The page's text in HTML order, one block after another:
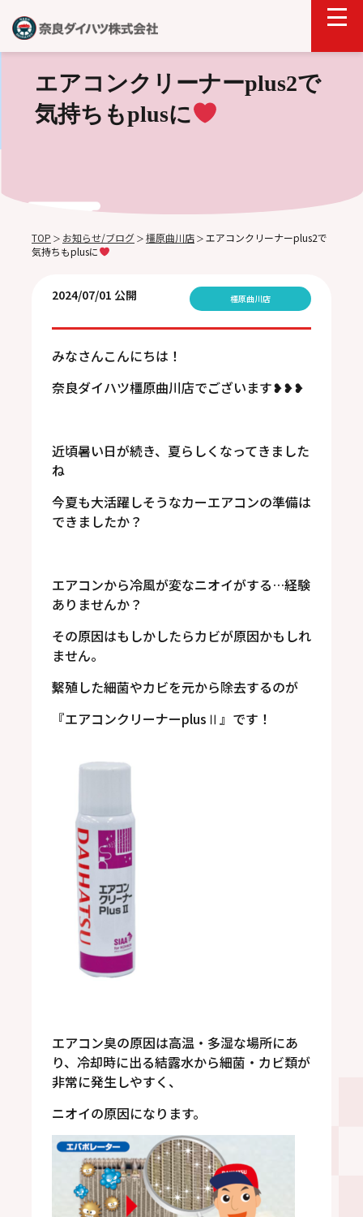
エアコンクリーナーplus2で
気持ちもplusに
TOP ＞ お知らせ/ブログ ＞ 橿原曲川店 ＞ エアコンクリーナーplus2で
気持ちもplusに
2024/07/01 公開 橿原曲川店
みなさんこんにちは！
奈良ダイハツ橿原曲川店でございます❥❥❥
近頃暑い日が続き、夏らしくなってきました
ね
今夏も大活躍しそうなカーエアコンの準備は
できましたか？
エアコンから冷風が変なニオイがする…経験
ありませんか？
その原因はもしかしたらカビが原因かもしれ
ません。
繫殖した細菌やカビを元から除去するのが
『エアコンクリーナーplusⅡ』です！
エアコン臭の原因は高温・多湿な場所にあ
り、冷却時に出る結露水から細菌・カビ類が
非常に発生しやすく、
ニオイの原因になります。